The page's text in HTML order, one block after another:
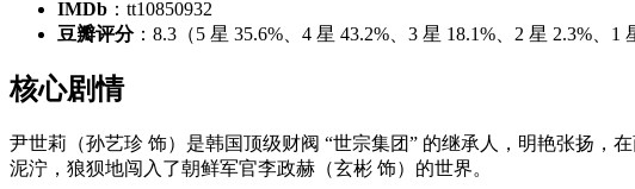
IMDb ：tt10850932
豆瓣评分：8.3（5 星 35.6%、4 星 43.2%、3 星 18.1%、2 星 2.3%、
核心剧情
尹世莉（孙艺珍 饰）是韩国顶级财阀 “世宗集团” 的继承人，明艳张扬，
泥泞，狼狈地闯入了朝鲜军官李政赫（玄彬 饰）的世界。